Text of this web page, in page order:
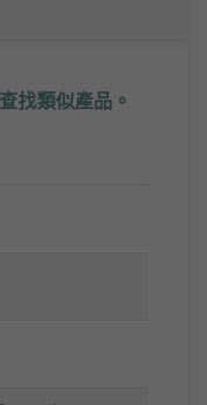
找類似產品。